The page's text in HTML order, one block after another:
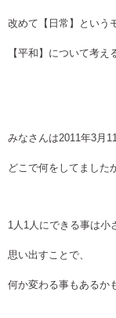
改めて【日常】という
【平和】について考え
みなさんは2011年3月
どこで何をしてました
1人1人にできる事は小
思い出すことで、
何か変わる事もあるか